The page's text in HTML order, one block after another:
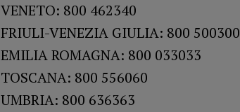
VENETO: 800 462340
FRIULI-VENEZIA GIULIA: 800 500300
EMILIA ROMAGNA: 800 033033
TOSCANA: 800 556060
UMBRIA: 800 636363